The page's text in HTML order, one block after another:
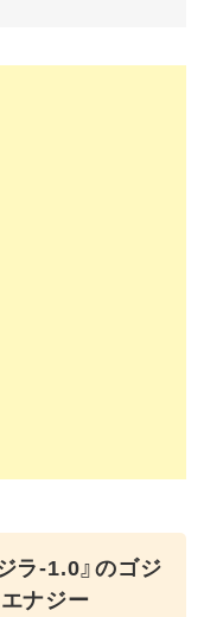
ラ-1.0』のゴジ
ナジー